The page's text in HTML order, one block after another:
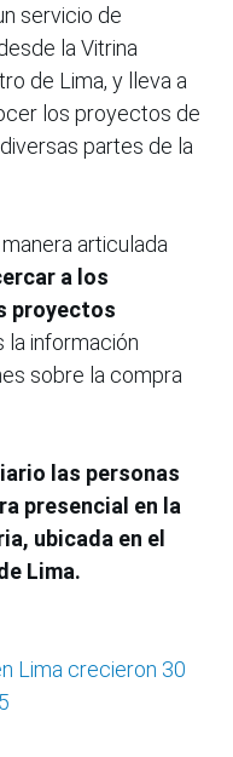
servicio de
la Vitrina
de Lima, y lleva a
los proyectos de
partes de la
articulada
a los
proyectos
la información
sobre la compra
las personas
presencial en la
ubicada en el
Lima.
Lima crecieron 30